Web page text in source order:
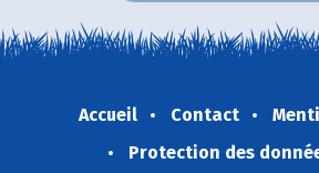
Accueil Contact
Protection des